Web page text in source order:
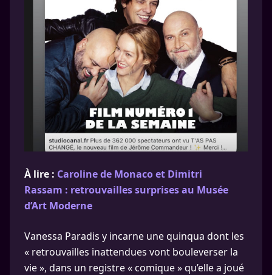
À lire : Caroline de Monaco et Dimitri
Rassam : retrouvailles surprises au Musée
d’Art Moderne
Vanessa Paradis y incarne une quinqua dont les
« retrouvailles inattendues vont bouleverser la
vie », dans un registre « comique » qu’elle a joué